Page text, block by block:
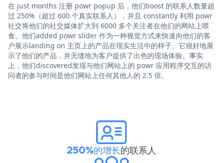
在 just months 注册 powr popup 后，他们boost 的联系人数量超
过 250%（超过 600 个真实联系人），并且 constantly 利用 powr
社交将他们的社交媒体扩大到 6000 多个关注者在他们的网站上喂
食。他们added powr slider 作为一种视觉方式来快速向他们的客
户展示landing on 主页上的产品在现实生活中的样子。它很好地展
示了他们的产品，并无缝地为客户提供了出色的现场体验。事实
上，他们discovered发现与他们网站上的 powr 应用程序交互的访
问者的参与时间是他们网站上任何其他人的 2.5 倍。
250%的增长的联系人